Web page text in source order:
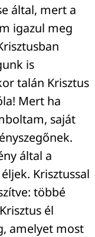
által, mert a
igazul meg
is
talán Krisztus
Mert ha
saját
által a
Krisztussal
többé
él
amelyet most